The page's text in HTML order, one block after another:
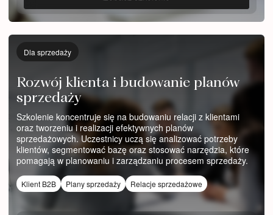
Dla sprzedaży
Rozwój klienta i budowanie planów
sprzedaży
Szkolenie koncentruje się na budowaniu relacji z klientami
oraz tworzeniu i realizacji efektywnych planów
sprzedażowych. Uczestnicy uczą się analizować potrzeby
klientów, segmentować bazę oraz stosować narzędzia, które
pomagają w planowaniu i zarządzaniu procesem sprzedaży.
Klient B2B Plany sprzedaży Relacje sprzedażowe